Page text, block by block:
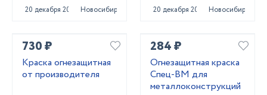
20 декабря 2023 Новосибирск 20 декабря 2023 Новосибирск
730 ₽
Краска огнезащитная
от производителя
284 ₽
Огнезащитная краска
Спец-ВМ для
металлоконструкций